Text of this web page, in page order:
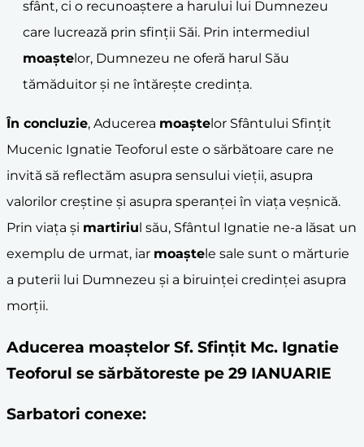
sfânt, ci o recunoaștere a harului lui Dumnezeu
care lucrează prin sfinții Săi. Prin intermediul
moaștelor, Dumnezeu ne oferă harul Său
tămăduitor și ne întărește credința.
În concluzie, Aducerea moaștelor Sfântului Sfințit
Mucenic Ignatie Teoforul este o sărbătoare care ne
invită să reflectăm asupra sensului vieții, asupra
valorilor creștine și asupra speranței în viața veșnică.
Prin viața și martiriul său, Sfântul Ignatie ne-a lăsat un
exemplu de urmat, iar moaștele sale sunt o mărturie
a puterii lui Dumnezeu și a biruinței credinței asupra
morții.
Aducerea moaştelor Sf. Sfinţit Mc. Ignatie
Teoforul se sărbătoreste pe 29 IANUARIE
Sarbatori conexe: